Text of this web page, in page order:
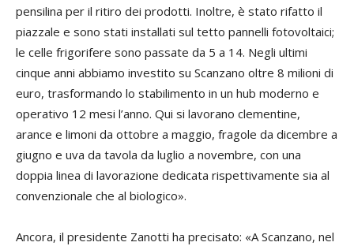
pensilina per il ritiro dei prodotti. Inoltre, è stato rifatto il
piazzale e sono stati installati sul tetto pannelli fotovoltaici;
le celle frigorifere sono passate da 5 a 14. Negli ultimi
cinque anni abbiamo investito su Scanzano oltre 8 milioni di
euro, trasformando lo stabilimento in un hub moderno e
operativo 12 mesi l’anno. Qui si lavorano clementine,
arance e limoni da ottobre a maggio, fragole da dicembre a
giugno e uva da tavola da luglio a novembre, con una
doppia linea di lavorazione dedicata rispettivamente sia al
convenzionale che al biologico».
Ancora, il presidente Zanotti ha precisato: «A Scanzano, nel